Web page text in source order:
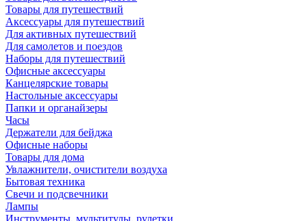
Товары для путешествий
Аксессуары для путешествий
Для активных путешествий
Для самолетов и поездов
Наборы для путешествий
Офисные аксессуары
Канцелярские товары
Настольные аксессуары
Папки и органайзеры
Часы
Держатели для бейджа
Офисные наборы
Товары для дома
Увлажнители, очистители воздуха
Бытовая техника
Свечи и подсвечники
Лампы
Инструменты, мультитулы, рулетки